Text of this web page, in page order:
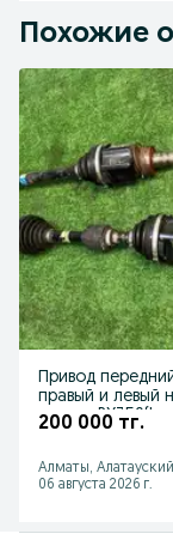
Похожие
Привод
правый и левый
лексус
200 000 тг.
Алматы,
06 августа 2026 г.